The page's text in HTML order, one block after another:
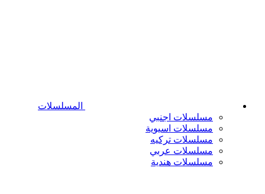
المسلسلات
مسلسلات اجنبي
مسلسلات اسيوية
مسلسلات تركيه
مسلسلات عربي
مسلسلات هندية